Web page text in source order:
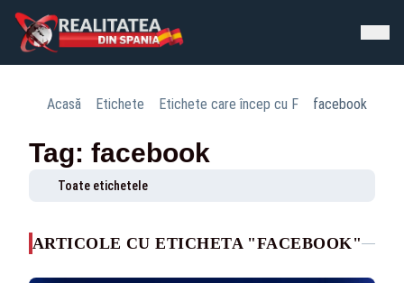
Acasă Etichete Etichete care încep cu F facebook
Tag: facebook
Toate etichetele
ARTICOLE CU ETICHETA "FACEBOOK"